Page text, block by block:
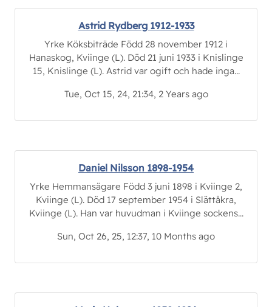
Astrid Rydberg 1912-1933
Yrke Köksbiträde Född 28 november 1912 i
Hanaskog, Kviinge (L). Död 21 juni 1933 i Knislinge
15, Knislinge (L). Astrid var ogift och hade inga...
Tue, Oct 15, 24, 21:34, 2 Years ago
Daniel Nilsson 1898-1954
Yrke Hemmansägare Född 3 juni 1898 i Kviinge 2,
Kviinge (L). Död 17 september 1954 i Slättåkra,
Kviinge (L). Han var huvudman i Kviinge sockens...
Sun, Oct 26, 25, 12:37, 10 Months ago